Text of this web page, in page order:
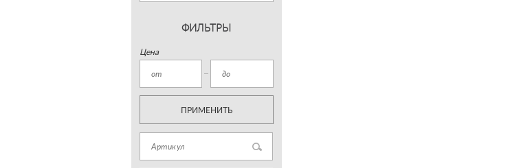
ФИЛЬТРЫ
Цена
ПРИМЕНИТЬ